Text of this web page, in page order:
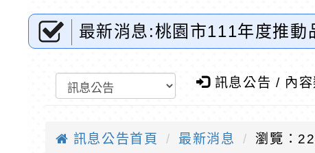
最新消息:桃園市111年度推動
訊息公告 / 內容
訊息公告首頁 最新消息 瀏覽：